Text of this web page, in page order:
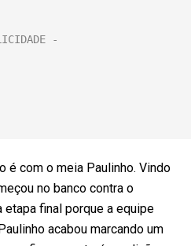
é com o meia Paulinho. Vindo
no banco contra o
etapa final porque a equipe
acabou marcando um